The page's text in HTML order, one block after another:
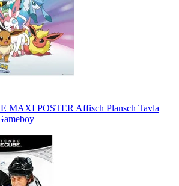
MAXI POSTER Affisch Plansch Tavla